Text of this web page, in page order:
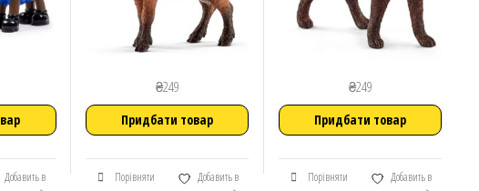
Добавить в
₴249
Придбати товар
Порівняти
Добавить в
₴249
Придбати товар
Порівняти
Добавить в